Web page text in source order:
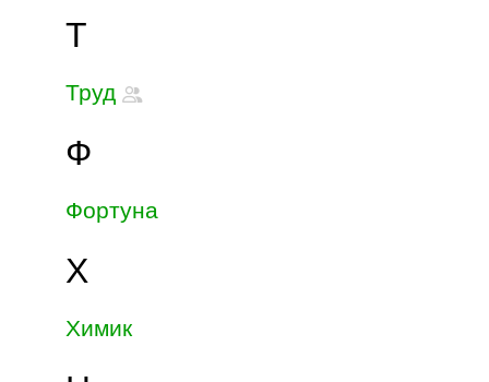
Т
Труд
Ф
Фортуна
Х
Химик